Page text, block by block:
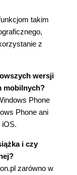
z ładowaniem
sieciowej (102)
Phone na
(106)
(110)
takim
z
wersji
mobilnych?
Phone
Phone ani
iOS.
i czy
zarówno w